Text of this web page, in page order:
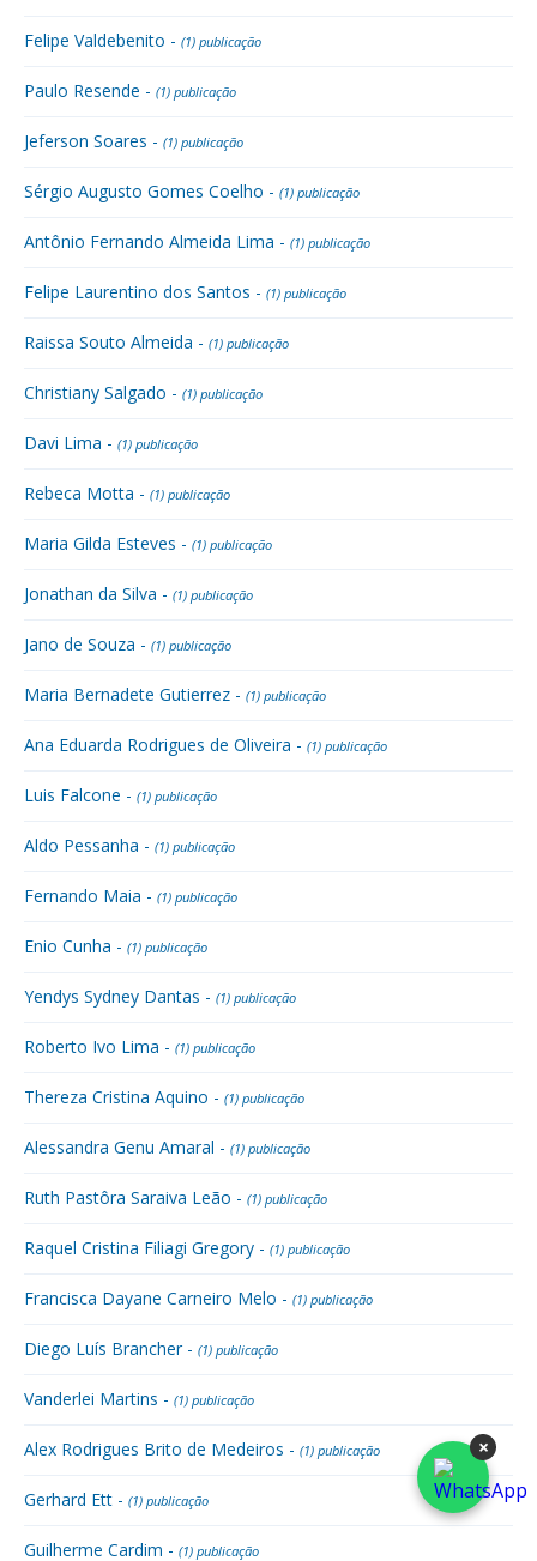
Felipe Valdebenito - (1) publicação
Paulo Resende - (1) publicação
Jeferson Soares - (1) publicação
Sérgio Augusto Gomes Coelho - (1) publicação
Antônio Fernando Almeida Lima - (1) publicação
Felipe Laurentino dos Santos - (1) publicação
Raissa Souto Almeida - (1) publicação
Christiany Salgado - (1) publicação
Davi Lima - (1) publicação
Rebeca Motta - (1) publicação
Maria Gilda Esteves - (1) publicação
Jonathan da Silva - (1) publicação
Jano de Souza - (1) publicação
Maria Bernadete Gutierrez - (1) publicação
Ana Eduarda Rodrigues de Oliveira - (1) publicação
Luis Falcone - (1) publicação
Aldo Pessanha - (1) publicação
Fernando Maia - (1) publicação
Enio Cunha - (1) publicação
Yendys Sydney Dantas - (1) publicação
Roberto Ivo Lima - (1) publicação
Thereza Cristina Aquino - (1) publicação
Alessandra Genu Amaral - (1) publicação
Ruth Pastôra Saraiva Leão - (1) publicação
Raquel Cristina Filiagi Gregory - (1) publicação
Francisca Dayane Carneiro Melo - (1) publicação
Diego Luís Brancher - (1) publicação
Vanderlei Martins - (1) publicação
Alex Rodrigues Brito de Medeiros - (1) publicação
Gerhard Ett - (1) publicação
Guilherme Cardim - (1) publicação
×